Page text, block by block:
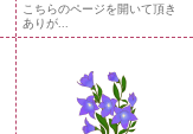
こちらのページを開いて頂き
ありが...